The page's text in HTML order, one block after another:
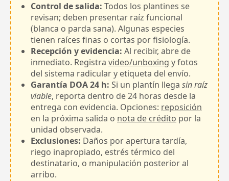
Control de salida: Todos los plantines se
revisan; deben presentar raíz funcional
(blanca o parda sana). Algunas especies
tienen raíces finas o cortas por fisiología.
Recepción y evidencia: Al recibir, abre de
inmediato. Registra video/unboxing y fotos
del sistema radicular y etiqueta del envío.
Garantía DOA 24 h: Si un plantín llega sin raíz
viable, reporta dentro de 24 horas desde la
entrega con evidencia. Opciones: reposición
en la próxima salida o nota de crédito por la
unidad observada.
Exclusiones: Daños por apertura tardía,
riego inapropiado, estrés térmico del
destinatario, o manipulación posterior al
arribo.